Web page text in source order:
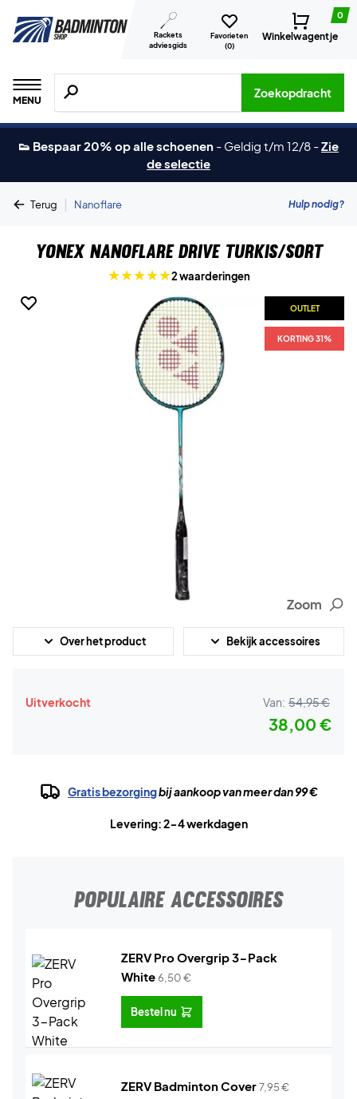
Rackets
adviesgids
Favorieten
(0)
0
Winkelwagentje
MENU
Zoeken naar producten, merken etc.
Zoekopdracht
👟 Bespaar 20% op alle schoenen - Geldig t/m 12/8 -Zie
de selectie
Terug | Nanoflare Hulp nodig?
Yonex Nanoflare Drive Turkis/Sort
2 waarderingen
OUTLET
KORTING 31%
Zoom
Over het product Bekijk accessoires
Uitverkocht Van: 54,95 €
38,00 €
Gratis bezorgingbij aankoop van meer dan 99 €
Levering: 2-4 werkdagen
POPULAIRE ACCESSOIRES
ZERV Pro Overgrip 3-Pack
White6,50€
Bestel nu
ZERV Badminton Cover7,95€